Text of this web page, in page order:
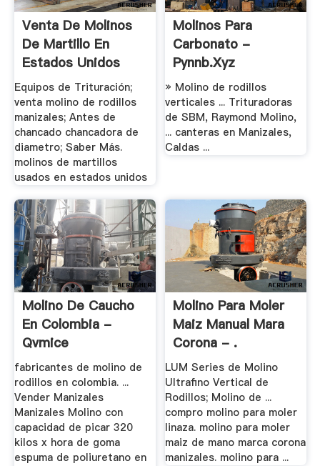
Venta De Molinos
De Martillo En
Estados Unidos
Equipos de Trituración;
venta molino de rodillos
manizales; Antes de
chancado chancadora de
diametro; Saber Más.
molinos de martillos
usados en estados unidos
Molinos Para
Carbonato -
Pynnb.xyz
» Molino de rodillos
verticales ... Trituradoras
de SBM, Raymond Molino,
... canteras en Manizales,
Caldas ...
Molino De Caucho
En Colombia -
Qvmice
fabricantes de molino de
rodillos en colombia. ...
Vender Manizales
Manizales Molino con
capacidad de picar 320
kilos x hora de goma
espuma de poliuretano en
Molino Para Moler
Maiz Manual Mara
Corona - .
LUM Series de Molino
Ultrafino Vertical de
Rodillos; Molino de ...
compro molino para moler
linaza. molino para moler
maiz de mano marca corona
manizales. molino para ...